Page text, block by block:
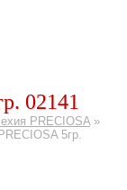
02141
PRECIOSA»
5гр.